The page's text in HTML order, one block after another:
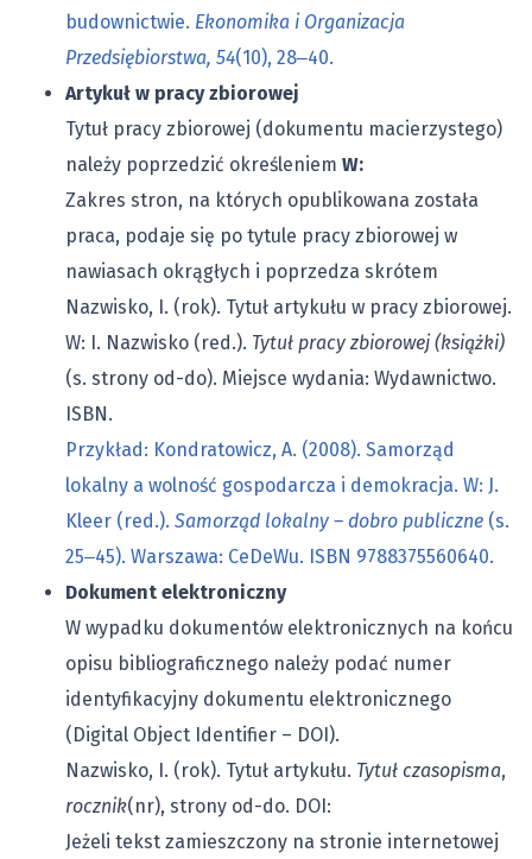
budownictwie. Ekonomika i Organizacja
Przedsiębiorstwa, 54(10), 28‒40.
Artykuł w pracy zbiorowej
Tytuł pracy zbiorowej (dokumentu macierzystego)
należy poprzedzić określeniem W:
Zakres stron, na których opublikowana została
praca, podaje się po tytule pracy zbiorowej w
nawiasach okrągłych i poprzedza skrótem
Nazwisko, I. (rok). Tytuł artykułu w pracy zbiorowej.
W: I. Nazwisko (red.). Tytuł pracy zbiorowej (książki)
(s. strony od-do). Miejsce wydania: Wydawnictwo.
ISBN.
Przykład: Kondratowicz, A. (2008). Samorząd
lokalny a wolność gospodarcza i demokracja. W: J.
Kleer (red.). Samorząd lokalny – dobro publiczne (s.
25‒45). Warszawa: CeDeWu. ISBN 9788375560640.
Dokument elektroniczny
W wypadku dokumentów elektronicznych na końcu
opisu bibliograficznego należy podać numer
identyfikacyjny dokumentu elektronicznego
(Digital Object Identifier – DOI).
Nazwisko, I. (rok). Tytuł artykułu. Tytuł czasopisma,
rocznik(nr), strony od-do. DOI:
Jeżeli tekst zamieszczony na stronie internetowej